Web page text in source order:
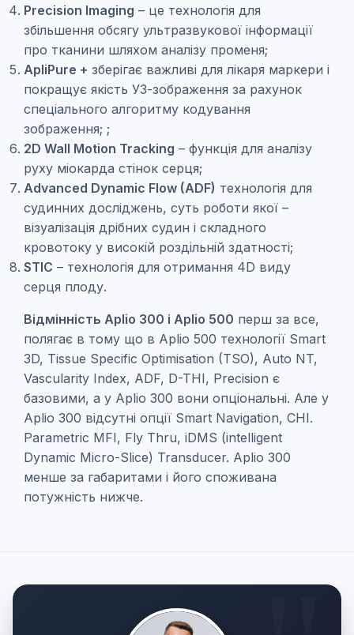
Precision Imaging – це технологія для
збільшення обсягу ультразвукової інформації
про тканини шляхом аналізу променя;
ApliPure + зберігає важливі для лікаря маркери і
покращує якість УЗ-зображення за рахунок
спеціального алгоритму кодування
зображення; ;
2D Wall Motion Tracking – функція для аналізу
руху міокарда стінок серця;
Advanced Dynamic Flow (ADF) технологія для
судинних досліджень, суть роботи якої –
візуалізація дрібних судин і складного
кровотоку у високій роздільній здатності;
STIC – технологія для отримання 4D виду
серця плоду.
Відмінність Aplio 300 і Aplio 500 перш за все,
полягає в тому що в Aplio 500 технології Smart
3D, Tissue Specific Optimisation (TSO), Auto NT,
Vascularity Index, ADF, D-THI, Precision є
базовими, а у Aplio 300 вони опціональні. Але у
Aplio 300 відсутні опції Smart Navigation, CHI.
Parametric MFI, Fly Thru, iDMS (intelligent
Dynamic Micro-Slice) Transducer. Aplio 300
менше за габаритами і його споживана
потужність нижче.